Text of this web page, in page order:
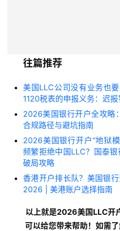
往篇推荐
美国LLC公司没有业务也
1120税表的申报义务：迟
2026美国银行开户全攻略
合规路径与避坑指南
2026美国银行开户“地狱
频繁拒绝中国LLC？国泰
破局攻略
香港开户排长队？美国银
2026 | 美港账户选择指南
以上就是2026美国LLC开
可以给您带来帮助！如需